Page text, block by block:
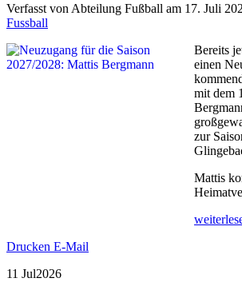
Verfasst von Abteilung Fußball am 17. Juli
Fussball
Bereits
einen
mit dem
zur
Mattis
Drucken E-Mail
11 Jul2026